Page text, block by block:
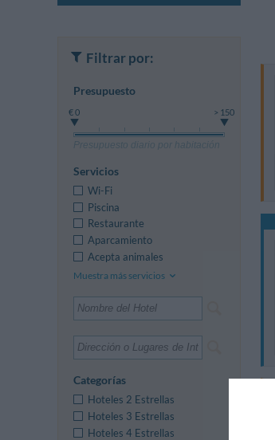
Filtrar por:
Presupuesto
€ 0 > 150
Presupuesto diario por habitación
Servicios
Wi-Fi
Piscina
Restaurante
Aparcamiento
Acepta animales
Muestra más servicios
Categorías
Hoteles 2 Estrellas
Hoteles 3 Estrellas
Hoteles 4 Estrellas